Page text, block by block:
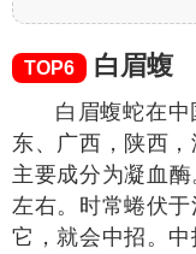
TOP6 白眉蝮
白眉蝮蛇在
东、广西，陕西
主要成分为凝血
左右。时常蜷伏
它，就会中招。中